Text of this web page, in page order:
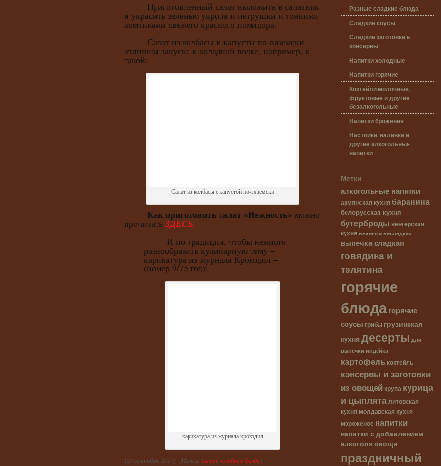
Приготовленный салат выложить в салатник
и украсить зеленью укропа и петрушки и тонкими
ломтиками свежего красного помидора.
Салат из колбасы и капусты по-вяземски –
отличная закуска к холодной водке, например, к
такой:
Салат из колбасы с капустой по-вяземски
Как приготовить салат «Нежность» можно
прочитать ЗДЕСЬ.
И по традиции, чтобы немного
разнообразить кулинарную тему –
карикатура из журнала Крокодил –
(номер 9/75 год):
карикатура из журнала крокодил
{27 сентября, 2017} {Метки: салат холодные блюда}
Разные сладкие блюда
Сладкие соусы
Сладкие заготовки и
консервы
Напитки холодные
Напитки горячие
Коктейли молочные,
фруктовые и другие
безалкогольные
Напитки брожения
Настойки, наливки и
другие алкогольные
напитки
Метки
алкогольные напитки
армянская кухня баранина
белорусская кухня
бутерброды венгерская
кухня выпечка несладкая
выпечка сладкая
говядина и
телятина
горячие
блюдагорячие
соусы грибы грузинская
кухня десерты для
выпечки индейка
картофель коктейль
консервы и заготовки
из овощей крупа курица
и цыпляталитовская
кухня молдавская кухня
мороженое напитки
напитки с добавлением
алкоголя овощи
праздничный